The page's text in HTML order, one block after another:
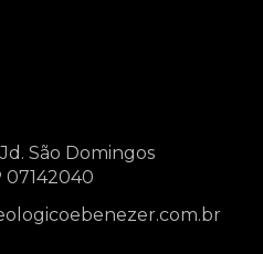
São Domingos
07142040